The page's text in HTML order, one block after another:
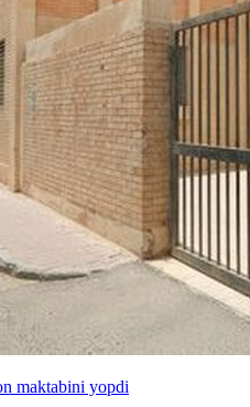
maktabini yopdi